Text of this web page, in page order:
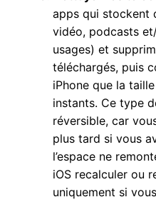
apps qui stockent
vidéo, podcasts
usages) et
téléchargés, puis
iPhone que la
instants. Ce type
réversible, car
plus tard si vous
l’espace ne
iOS recalculer ou
uniquement si